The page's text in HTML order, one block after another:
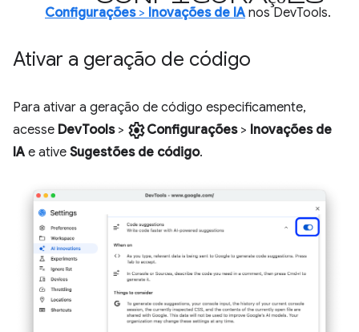
Configurações> Inovações de IA nos DevTools.
Ativar a geração de código
Para ativar a geração de código especificamente,
acesse DevTools> settingsConfigurações> Inovações de
IA e ative Sugestões de código.